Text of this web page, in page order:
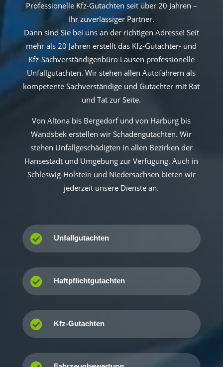
Professionelle Kfz-Gutachten seit über 20 Jahren –
Ihr zuverlässiger Partner.
Dann sind Sie bei uns an der richtigen Adresse! Seit
mehr als 20 Jahren erstellt das Kfz-Gutachter- und
Kfz-Sachverständigenbüro Lausen professionelle
Unfallgutachten. Wir stehen allen Autofahrern als
kompetente Sachverständige und Gutachter mit Rat
und Tat zur Seite.
Von Altona bis Bergedorf und von Harburg bis
Wandsbek erstellen wir Schadengutachten. Wir
stehen Unfallgeschädigten in allen Bezirken der
Hansestadt und Umgebung zur Verfügung. Auch in
Schleswig-Holstein und Niedersachsen bieten wir
jederzeit unsere Dienste an.
 Unfallgutachten
 Haftpflichtgutachten
 Kfz-Gutachten